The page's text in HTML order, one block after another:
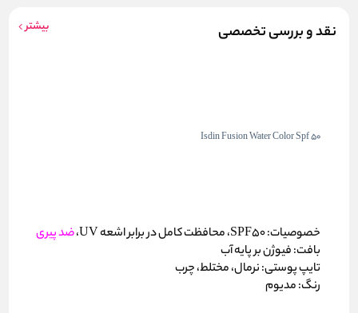
نقد و بررسی تخصصی بیشتر
Isdin Fusion Water Color Spf 50
خصوصیات: SPF50، محافظت کامل در برابر اشعه UV،
ضد پیری
بافت: فیوژن بر پایه آب
تایپ پوستی: نرمال، مختلط، چرب
رنگ: مدیوم